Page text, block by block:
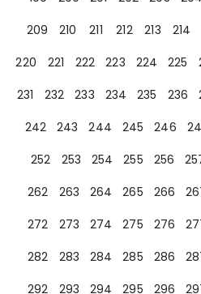
209
210 211 212 213 214
220
221 222 223 224 225
231
232 233 234 235 236
242
243 244 245 246
252
253 254 255 256
262
263 264 265 266
272
273 274 275 276
282
283 284 285 286
292
293 294 295 296